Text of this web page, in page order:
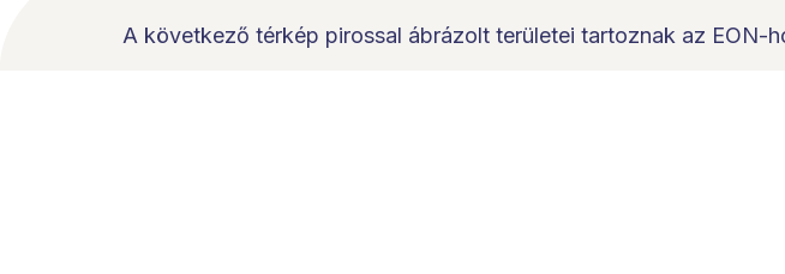
A következő térkép pirossal ábrázolt területei tartoznak az EON-